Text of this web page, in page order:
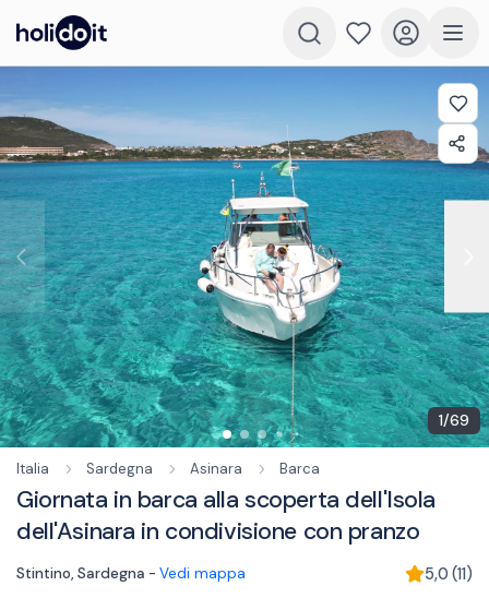
1/69
Italia Sardegna Asinara Barca
Giornata in barca alla scoperta dell'Isola
dell'Asinara in condivisione con pranzo
Stintino, Sardegna - Vedi mappa 5,0 (11)